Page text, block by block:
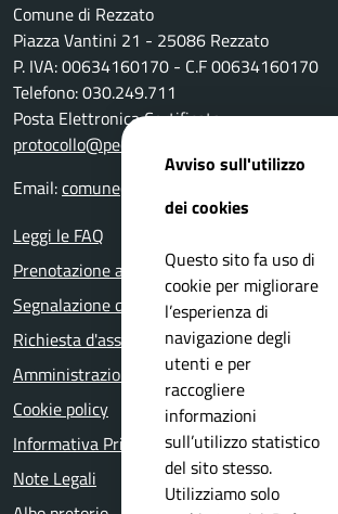
Comune di Rezzato
Piazza Vantini 21 - 25086 Rezzato
P. IVA: 00634160170 - C.F 00634160170
Telefono: 030.249.711
Posta Elettronica Certificata:
protocollo@pec.comune.rezzato.bs.it
Email:comune@comune.rezzato.bs.it
Leggi le FAQ
Prenotazione appuntamento
Segnalazione disservizio
Richiesta d'assistenza
Amministrazione trasparente
Cookie policy
Informativa Privacy
Note Legali
Avviso sull'utilizzo
dei cookies
Questo sito fa uso di
cookie per migliorare
l’esperienza di
navigazione degli
utenti e per
raccogliere
informazioni
sull’utilizzo statistico
del sito stesso.
Utilizziamo solo